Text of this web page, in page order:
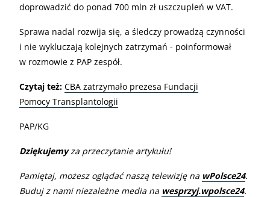
doprowadzić do ponad 700 mln zł uszczupleń w VAT.
Sprawa nadal rozwija się, a śledczy prowadzą czynności
i nie wykluczają kolejnych zatrzymań - poinformował
w rozmowie z PAP zespół.
Czytaj też: CBA zatrzymało prezesa Fundacji
Pomocy Transplantologii
PAP/KG
Dziękujemyza przeczytanie artykułu!
Pamiętaj, możesz oglądać naszą telewizję na wPolsce24.
Buduj z nami niezależne media na wesprzyj.wpolsce24.